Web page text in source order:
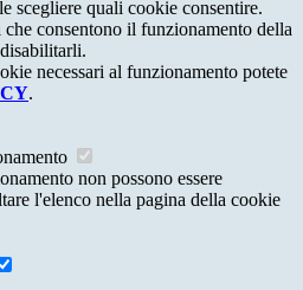
scegliere quali cookie consentire.
consentono il funzionamento della
necessari al funzionamento potete
.
non possono essere
l'elenco nella pagina della cookie